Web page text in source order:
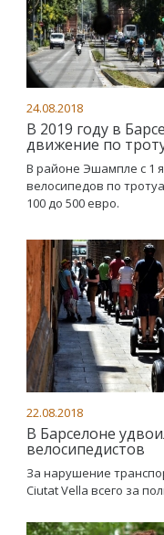
24.08.2018
В 2019 году в
движение по
В районе Эшампле с 1
велосипедов по
100 до 500 евро.
22.08.2018
В Барселоне
велосипедистов
За нарушение
Ciutat Vella всего за